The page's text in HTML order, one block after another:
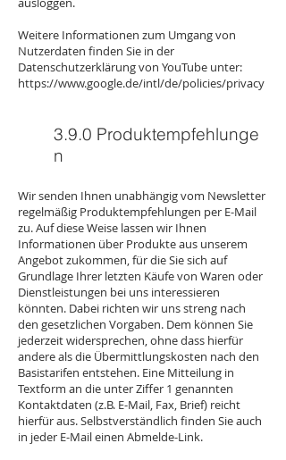
Weitere Informationen zum Umgang von
Nutzerdaten finden Sie in der
Datenschutzerklärung von YouTube unter:
https://www.google.de/intl/de/policies/privacy
3.9.0 Produktempfehlunge
n
Wir senden Ihnen unabhängig vom Newsletter
regelmäßig Produktempfehlungen per E-Mail
zu. Auf diese Weise lassen wir Ihnen
Informationen über Produkte aus unserem
Angebot zukommen, für die Sie sich auf
Grundlage Ihrer letzten Käufe von Waren oder
Dienstleistungen bei uns interessieren
könnten. Dabei richten wir uns streng nach
den gesetzlichen Vorgaben. Dem können Sie
jederzeit widersprechen, ohne dass hierfür
andere als die Übermittlungskosten nach den
Basistarifen entstehen. Eine Mitteilung in
Textform an die unter Ziffer 1 genannten
Kontaktdaten (z.B. E-Mail, Fax, Brief) reicht
hierfür aus. Selbstverständlich finden Sie auch
in jeder E-Mail einen Abmelde-Link.